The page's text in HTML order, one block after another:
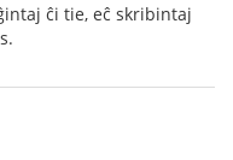
ĉi tie, eĉ skribintaj